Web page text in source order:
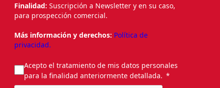
Finalidad: Suscripción a Newsletter y en su caso,
para prospección comercial.
Más información y derechos: Política de
privacidad.
Acepto el tratamiento de mis datos personales
para la finalidad anteriormente detallada.